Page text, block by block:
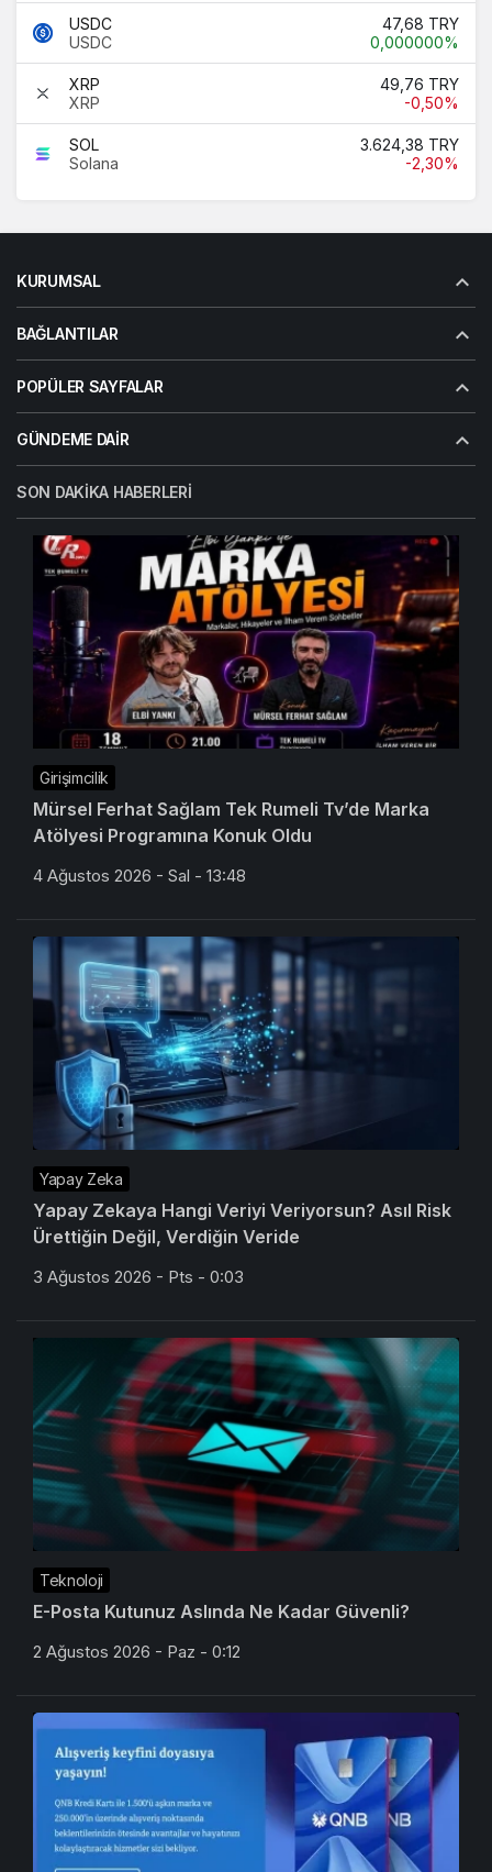
USDC
USDC
47,68 TRY
0,000000%
XRP
XRP
49,76 TRY
-0,50%
SOL
Solana
3.624,38 TRY
-2,30%
KURUMSAL
BAĞLANTILAR
POPÜLER SAYFALAR
GÜNDEME DAIR
SON DAKIKA HABERLERI
Girişimcilik
Mürsel Ferhat Sağlam Tek Rumeli Tv’de Marka
Atölyesi Programına Konuk Oldu
4 Ağustos 2026 - Sal - 13:48
Yapay Zeka
Yapay Zekaya Hangi Veriyi Veriyorsun? Asıl Risk
Ürettiğin Değil, Verdiğin Veride
3 Ağustos 2026 - Pts - 0:03
Teknoloji
E-Posta Kutunuz Aslında Ne Kadar Güvenli?
2 Ağustos 2026 - Paz - 0:12